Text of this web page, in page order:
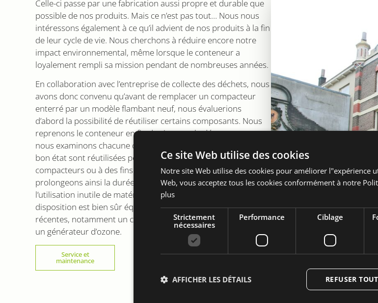
Celle-ci passe par une fabrication aussi propre et durable que
possible de nos produits. Mais ce n’est pas tout… Nous nous
intéressons également à ce qu’il advient de nos produits à la fin
de leur cycle de vie. Nous cherchons à réduire encore notre
impact environnemental, même lorsque le conteneur a
loyalement rempli sa mission pendant de nombreuses années.
En collaboration avec l’entreprise de collecte des déchets, nous
avons donc convenu qu’avant de remplacer un compacteur
enterré par un modèle flambant neuf, nous évaluerions
d’abord la possibilité de réutiliser certains composants. Nous
reprenons le conteneur en fin de vie, nous le démontons et
nous examinons chacune des pièces. Celles qui sont encore en
bon état sont réutilisées pour la fabrication de nouveaux
compacteurs ou à des fins d’entretien et de maintenance. Nous
prolongeons ainsi la durée de vie des composants et limitons
l’utilisation inutile de matériaux. Le nouveau conteneur mis à
disposition est bien sûr équipé des technologies les plus
récentes, notamment un capteur de niveau de remplissage et
un générateur d’ozone.
Service et
maintenance
Ce site Web utilise des cookies
Notre site Web utilise des cookies pour améliorer l"expérience
Web, vous acceptez tous les cookies conformément à notre
plus
Strictement
nécessaires
Performance Ciblage
REFUSER TOUT
AFFICHER LES DÉTAILS